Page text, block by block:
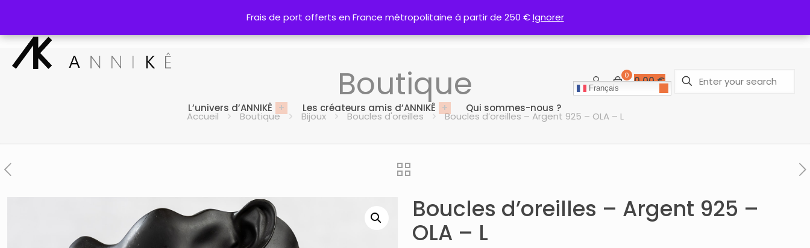
L’univers d’ANNIKÊ Les créateurs amis d’ANNIKÊ Qui sommes-nous ?
Français
0 0,00€
Boutique
Accueil Boutique Bijoux Boucles d'oreilles Boucles d’oreilles – Argent 925 – OLA – L
Boucles d’oreilles – Argent 925 –
OLA – L
Frais de port offerts en France métropolitaine à partir de 250 €Ignorer
Frais de port offerts en France métropolitaine à partir de 250 €Ignorer